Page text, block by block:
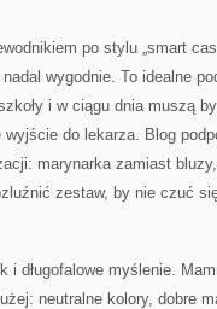
po stylu „smart
wygodnie. To idealne
i w ciągu dnia muszą
do lekarza. Blog
marynarka zamiast
zestaw, by nie czuć
i długofalowe myślenie.
neutralne kolory, dobre